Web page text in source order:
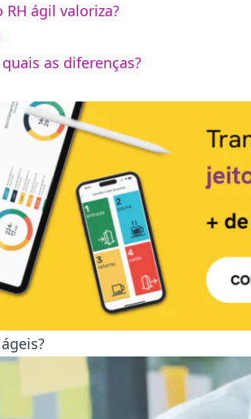
ágil valoriza?
as diferenças?